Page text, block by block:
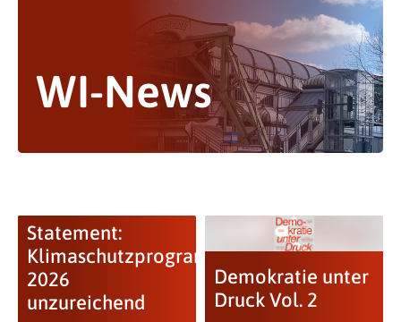
WI-News
Statement:
Klimaschutzprogramm
2026
unzureichend
Demokratie unter
Druck Vol. 2